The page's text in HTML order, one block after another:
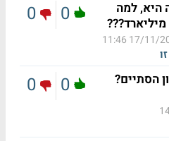
היא, למה
17/11/2015
0
0
הסתיים?
0
0